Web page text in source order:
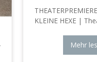
KLEINE HEXE |
Mehr